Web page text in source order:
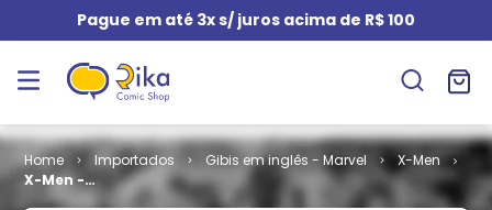
Pague em até 3x s/ juros acima de R$ 100
Importados Gibis em inglês - Marvel
X-Men
X-Men -
Volume 1 # 39